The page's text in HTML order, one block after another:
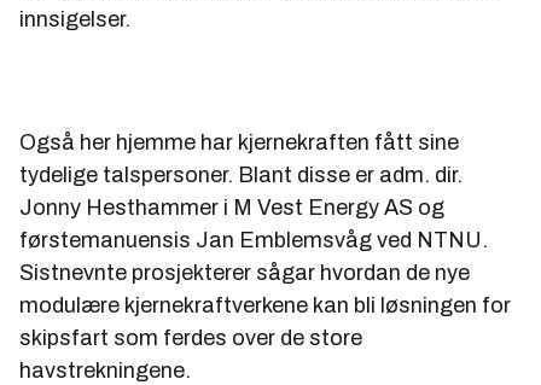
innsigelser.
Også her hjemme har kjernekraften fått sine
tydelige talspersoner. Blant disse er adm. dir.
Jonny Hesthammer i M Vest Energy AS og
førstemanuensis Jan Emblemsvåg ved NTNU.
Sistnevnte prosjekterer sågar hvordan de nye
modulære kjernekraftverkene kan bli løsningen for
skipsfart som ferdes over de store
havstrekningene.